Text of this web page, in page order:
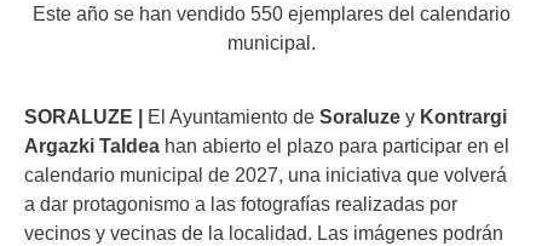
Este año se han vendido 550 ejemplares del calendario
municipal.
SORALUZE | El Ayuntamiento de Soraluze y Kontrargi
Argazki Taldea han abierto el plazo para participar en el
calendario municipal de 2027, una iniciativa que volverá
a dar protagonismo a las fotografías realizadas por
vecinos y vecinas de la localidad. Las imágenes podrán